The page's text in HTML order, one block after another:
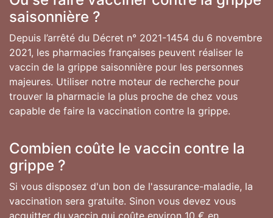
saisonnière ?
Depuis l’arrêté du Décret n° 2021-1454 du 6 novembre
2021, les pharmacies françaises peuvent réaliser le
vaccin de la grippe saisonnière pour les personnes
majeures. Utiliser notre moteur de recherche pour
trouver la pharmacie la plus proche de chez vous
capable de faire la vaccination contre la grippe.
Combien coûte le vaccin contre la
grippe ?
Si vous disposez d'un bon de l'assurance-maladie, la
vaccination sera gratuite. Sinon vous devez vous